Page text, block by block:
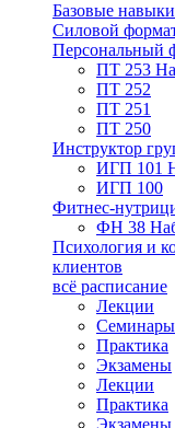
Базовые
Силовой
Персональный
ПТ 253
ПТ 252
ПТ 251
ПТ 250
Инструктор
ИГП 101
ИГП 100
Фитнес-
ФН 38
Психология и
клиентов
всё расписание
Лекции
Семинары
Практика
Экзамены
Лекции
Практика